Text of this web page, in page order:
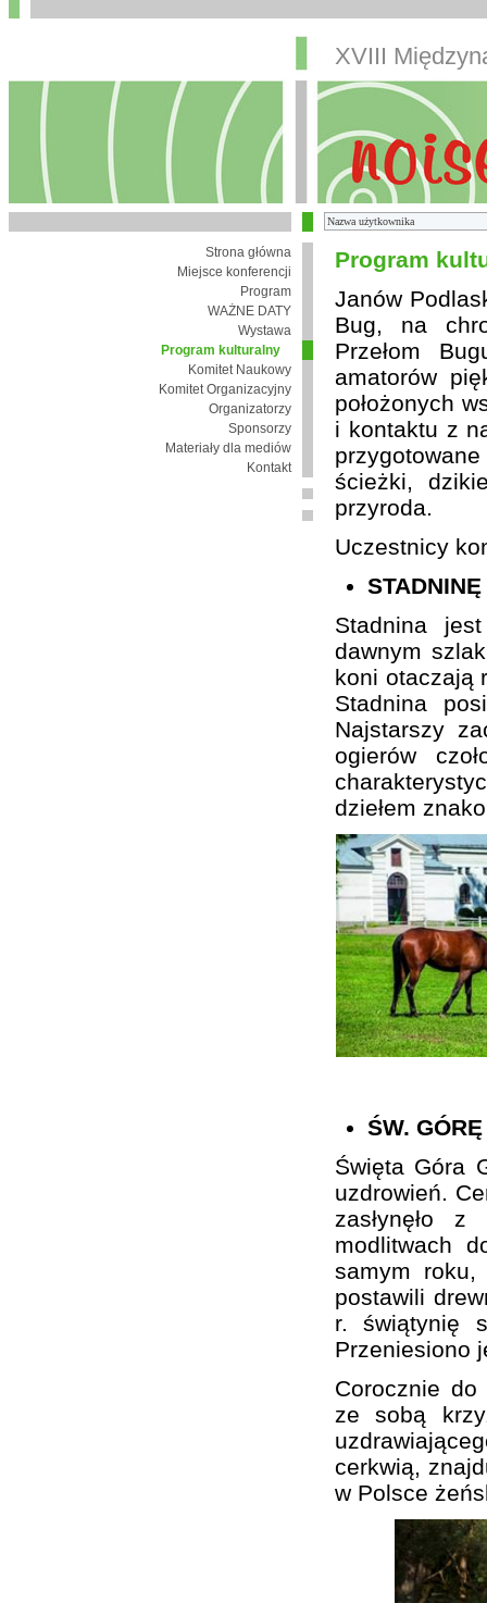
XVIII
Strona główna
Miejsce konferencji
Program
WAŻNE DATY
Wystawa
Program kulturalny
Komitet Naukowy
Komitet Organizacyjny
Organizatorzy
Sponsorzy
Materiały dla mediów
Kontakt
Program
Janów
Bug, na
Przełom
amatorów
położonych
i kontaktu z
ścieżki,
przyroda.
Uczestnicy
Stadnina
dawnym
koni otaczają
Stadnina
Najstarszy
ogierów
dziełem
ŚW.
Święta Góra
uzdrowień.
zasłynęło
modlitwach
samym roku,
postawili
r. świątynię
Przeniesiono
Corocznie
ze sobą
cerkwią,
w Polsce